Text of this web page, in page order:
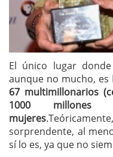
El único lugar
aunque no mucho, es
67 multimillonarios
1000
mujeres
sorprendente, al
sí lo es, ya que no